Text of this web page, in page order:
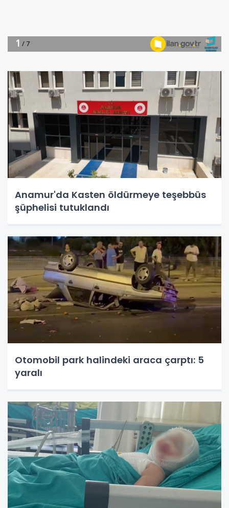
Anamur'da Kasten öldürmeye teşebbüs
şüphelisi tutuklandı
Otomobil park halindeki araca çarptı: 5
yaralı